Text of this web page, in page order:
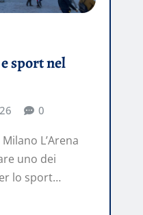
sport nel
0
L’Arena
uno dei
lo sport…